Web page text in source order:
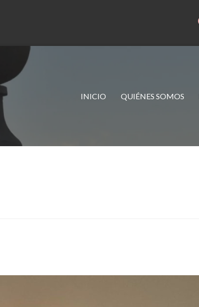
INICIO QUIÉNES SOMOS